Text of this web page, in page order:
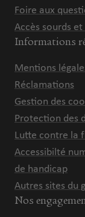
Foire aux
Accès sourds
Informations
Mentions
Réclamations
Gestion des
Protection des
Lutte contre la
Accessibilté
de handicap
Autres sites du
Nos